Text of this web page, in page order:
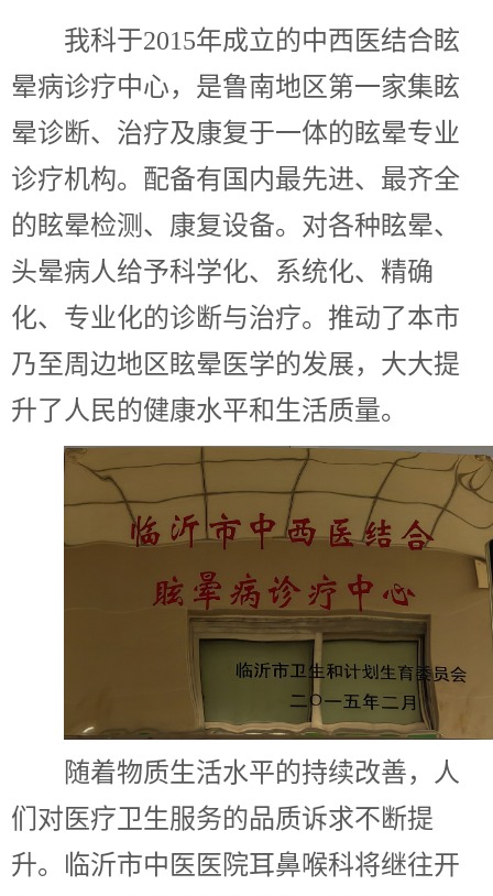
我科于2015年成立的中西医结合眩
晕病诊疗中心，是鲁南地区第一家集眩
晕诊断、治疗及康复于一体的眩晕专业
诊疗机构。配备有国内最先进、最齐全
的眩晕检测、康复设备。对各种眩晕、
头晕病人给予科学化、系统化、精确
化、专业化的诊断与治疗。推动了本市
乃至周边地区眩晕医学的发展，大大提
升了人民的健康水平和生活质量。
随着物质生活水平的持续改善，人
们对医疗卫生服务的品质诉求不断提
升。临沂市中医医院耳鼻喉科将继往开